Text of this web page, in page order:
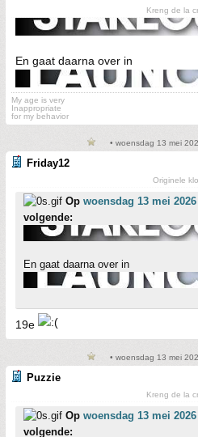
Kreng de la
En gaat daarna over in
My age is very
Inappropriate
for my behavior
• woensdag 13 mei
Friday12
Originele
Op woensdag 13 mei 2026
volgende:
En gaat daarna over in
19e
• woensdag 13 mei
Puzzie
Kreng de la
Op woensdag 13 mei 2026
volgende: